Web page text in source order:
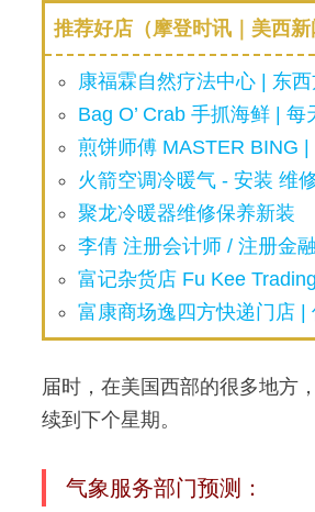
推荐好店（摩登时讯｜美西新
康福霖自然疗法中心 | 东
Bag O’ Crab 手抓海鲜 |
煎饼师傅 MASTER BING
火箭空调冷暖气 - 安装 维
聚龙冷暖器维修保养新装
李倩 注册会计师 / 注册金
富记杂货店 Fu Kee
富康商场逸四方快递门店 |
届时，在美国西部的很多地方
续到下个星期。
气象服务部门预测：